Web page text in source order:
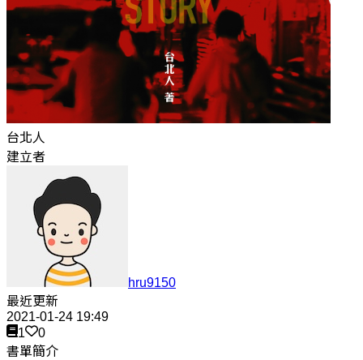
台北人
建立者
hru9150
最近更新
2021-01-24 19:49
1
0
書單簡介